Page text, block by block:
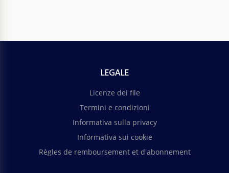
LEGALE
Licenze dei file
Termini e condizioni
Informativa sulla privacy
Informativa sui cookie
Règles de remboursement et d'abonnement